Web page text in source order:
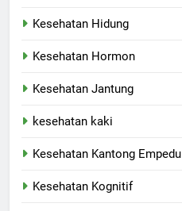
Kesehatan Hidung
Kesehatan Hormon
Kesehatan Jantung
kesehatan kaki
Kesehatan Kantong Empedu
Kesehatan Kognitif